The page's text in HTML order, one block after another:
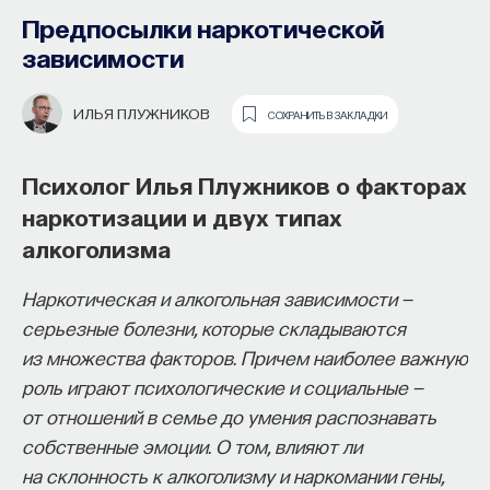
Предпосылки наркотической
зависимости
ИЛЬЯ ПЛУЖНИКОВ СОХРАНИТЬ В ЗАКЛАДКИ
Психолог Илья Плужников о факторах
наркотизации и двух типах
алкоголизма
Наркотическая и алкогольная зависимости —
серьезные болезни, которые складываются
из множества факторов. Причем наиболее важную
роль играют психологические и социальные —
от отношений в семье до умения распознавать
собственные эмоции. О том, влияют ли
на склонность к алкоголизму и наркомании гены,
Максутов запускает сервис, который
поможет найти свою нишу
в глобальных deep tech и биотех
компаниях
В 2012 годуИвар Максутовсоздал проект
ПостНаука, который дал голос учёным и навсегда
Роль родителей, друзей и блогеров
В подростковом возрасте человек впервые
всерьез задумывается о событиях, которые еще
не связаны с ним напрямую: это общемировые
новости, противоборства партий, действия
политиков и другое. К кому подростки склонны
прислушиваться в этих вопросах? Об этом